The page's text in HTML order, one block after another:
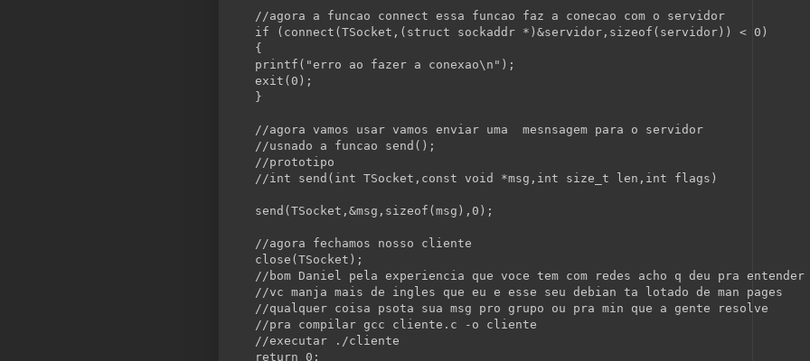
//agora a funcao connect essa funcao faz a conecao com o servidor
if (connect(TSocket,( struct sockaddr *)&servidor, sizeof (servidor)) < 0)
{
printf( "erro ao fazer a conexao\n" );
exit(0);
}
//agora vamos usar vamos enviar uma  mesnsagem para o servidor
//usnado a funcao send();
//prototipo
//int send(int TSocket,const void *msg,int size_t len,int flags)
send(TSocket,&msg, sizeof (msg),0);
//agora fechamos nosso cliente
close(TSocket);
//bom Daniel pela experiencia que voce tem com redes acho q deu pra
//vc manja mais de ingles que eu e esse seu debian ta lotado de man pages
//qualquer coisa psota sua msg pro grupo ou pra min que a gente resolve
//pra compilar gcc cliente.c -o cliente
//executar ./cliente
return 0;